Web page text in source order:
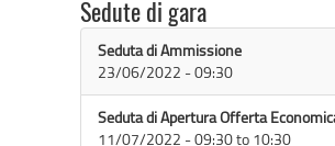
Sedute di gara
Seduta di Ammissione
23/06/2022 - 09:30
Seduta di Apertura Offerta
11/07/2022 -09:30to 10:30